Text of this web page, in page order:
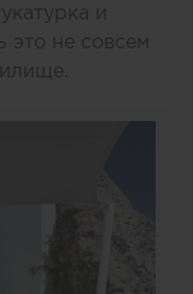
и
это не совсем